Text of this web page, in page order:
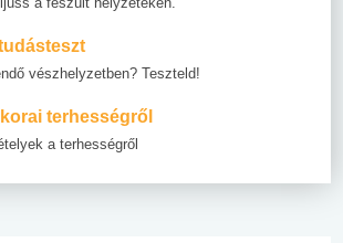
vészhelyzetben? Teszteld!
terhességről
a terhességről